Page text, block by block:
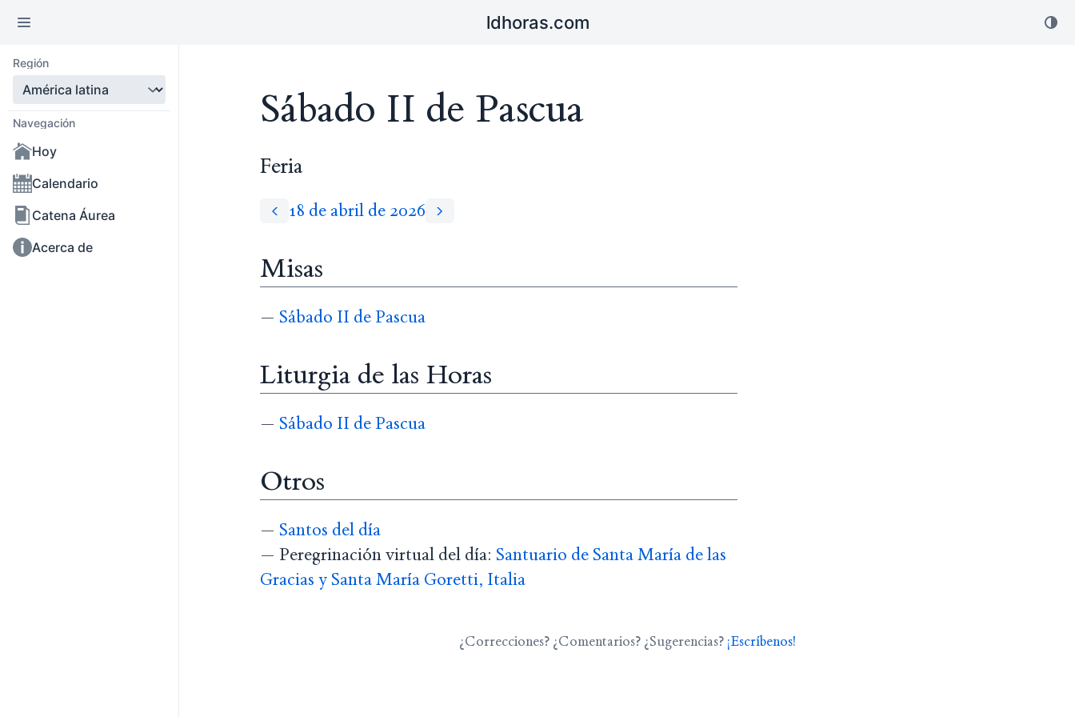
ldhoras.com
Región
Navegación
Hoy
Calendario
Catena Áurea
Acerca de
Sábado II de Pascua
Feria
18 de abril de 2026
Misas
— Sábado II de Pascua
Liturgia de las Horas
— Sábado II de Pascua
Otros
— Santos del día
— Peregrinación virtual del día: Santuario de Santa María de las
Gracias y Santa María Goretti, Italia
¿Correcciones? ¿Comentarios? ¿Sugerencias? ¡Escríbenos!